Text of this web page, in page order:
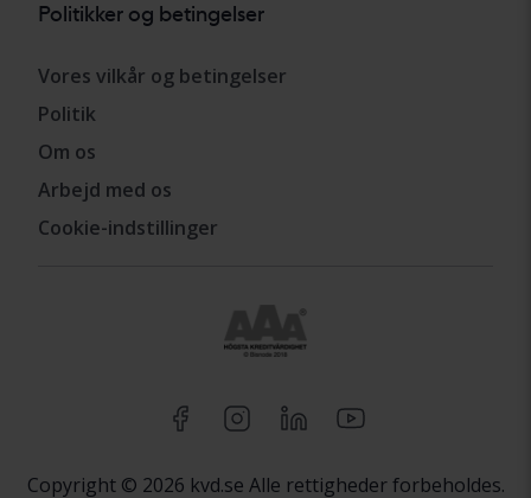
Politikker og betingelser
Vores vilkår og betingelser
Politik
Om os
Arbejd med os
Cookie-indstillinger
Copyright © 2026 kvd.se Alle rettigheder forbeholdes.